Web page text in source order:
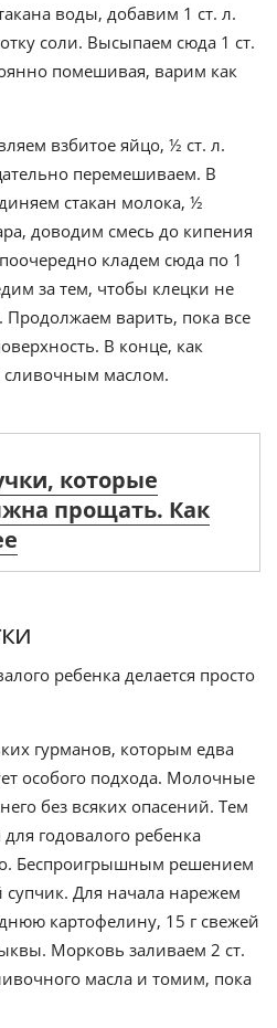
воды, добавим 1 ст. л.
соли. Высыпаем сюда 1 ст.
помешивая, варим как
взбитое яйцо, ½ ст. л.
перемешиваем. В
стакан молока, ½
доводим смесь до кипения
кладем сюда по 1
за тем, чтобы клецки не
Продолжаем варить, пока все
В конце, как
сливочным маслом.
которые
прощать. Как
ребенка делается просто
гурманов, которым едва
особого подхода. Молочные
без всяких опасений. Тем
годовалого ребенка
Беспроигрышным решением
Для начала нарежем
картофелину, 15 г свежей
Морковь заливаем 2 ст.
масла и томим, пока